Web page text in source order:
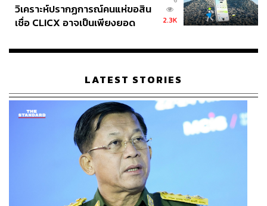
วิเคราะห์ปรากฏการณ์คนแห่ขอสิน
เชื่อ CLICX อาจเป็นเพียงยอด
เรือนไทยที่ถูกซุกไว้
2.3K
LATEST STORIES